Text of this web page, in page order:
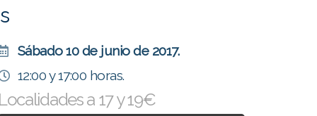
Sábado 10 de junio de 2017.
12:00 y 17:00 horas.
Localidades a 17 y 19€